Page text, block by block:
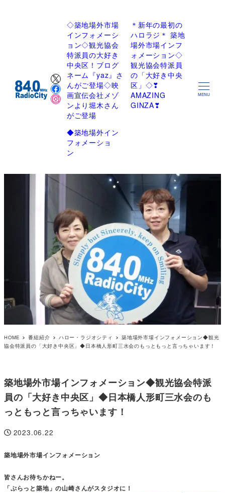
X
Facebook
Instagram
◇築地場外市場
インフォメーシ
ョン◇観光協会
特派員の大好き
中央区！ブログ
ネーム『yaz』さ
んがご登場◇映
画宣伝会社メゾ
ンより堀木さん
がご登場
＊新年の最初の
ハロラジ＊ 築地
場外市場インフ
ォメーション◇
観光協会特派員
の「大好き中央
区」◇❣
AMAZING
GINZA❣
◆築地場外イン
フォメーショ
ン
MENU
HOME 番組紹介 ハロー・ラジオシティ
築地場外市場インフォメーション◆観光
協会特派員の「大好き中央区」◆日本橋人形町三水会のもっともっと言っちゃいます！
築地場外市場インフォメーション◆観光協会特派
員の「大好き中央区」◆日本橋人形町三水会のも
っともっと言っちゃいます！
投稿日
2023.06.22
築地場外市場インフォメーション
皆さんお待ちかねー。
「ぷらっと築地」の山崎さんがスタジオに！